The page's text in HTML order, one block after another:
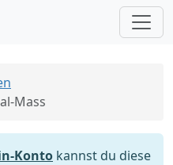
Mass
Konto kannst du diese